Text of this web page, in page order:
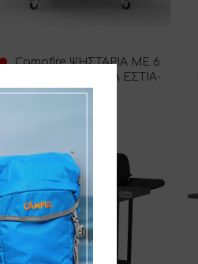
Campfire ΨΗΣΤΑΡΙΑ ΜΕ 6
ΚΑΥΣΤΗΡΕΣ & EXTRA ΕΣΤΙΑ-
INOX